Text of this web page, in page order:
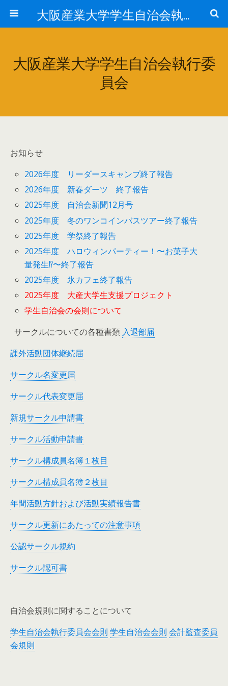
大阪産業大学学生自治会執行委員会
大阪産業大学学生自治会執行委
員会
お知らせ
2026年度 リーダースキャンプ終了報告
2026年度 新春ダーツ 終了報告
2025年度 自治会新聞12月号
2025年度 冬のワンコインバスツアー終了報告
2025年度 学祭終了報告
2025年度 ハロウィンパーティー！〜お菓子大
量発生⁉︎〜終了報告
2025年度 氷カフェ終了報告
2025年度 大産大学生支援プロジェクト
学生自治会の会則について
サークルについての各種書類 入退部届
課外活動団体継続届
サークル名変更届
サークル代表変更届
新規サークル申請書
サークル活動申請書
サークル構成員名簿１枚目
サークル構成員名簿２枚目
年間活動方針および活動実績報告書
サークル更新にあたっての注意事項
公認サークル規約
サークル認可書
自治会規則に関することについて
学生自治会執行委員会会則 学生自治会会則 会計監査委員
会規則